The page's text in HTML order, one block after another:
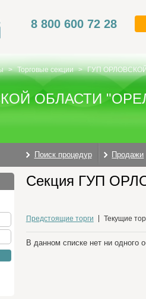
8 800 600 72 28
> Торговые секции > ГУП
ОБЛАСТИ
Поиск процедур Продажи
Секция ГУП
Предстоящие торги Текущие
В данном списке нет ни одного